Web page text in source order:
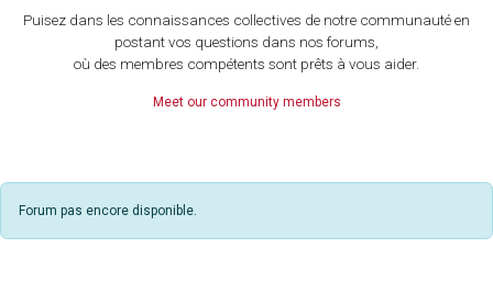
Puisez dans les connaissances collectives de notre communauté en
postant vos questions dans nos forums,
où des membres compétents sont prêts à vous aider.
Meet our community members
Forum pas encore disponible.